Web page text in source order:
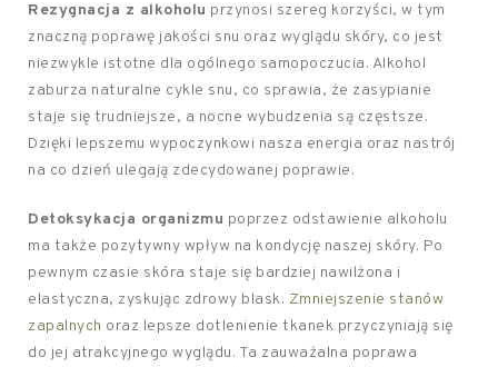
Rezygnacja z alkoholu przynosi szereg korzyści, w tym
znaczną poprawę jakości snu oraz wyglądu skóry, co jest
niezwykle istotne dla ogólnego samopoczucia. Alkohol
zaburza naturalne cykle snu, co sprawia, że zasypianie
staje się trudniejsze, a nocne wybudzenia są częstsze.
Dzięki lepszemu wypoczynkowi nasza energia oraz nastrój
na co dzień ulegają zdecydowanej poprawie.
Detoksykacja organizmu poprzez odstawienie alkoholu
ma także pozytywny wpływ na kondycję naszej skóry. Po
pewnym czasie skóra staje się bardziej nawilżona i
elastyczna, zyskując zdrowy blask. Zmniejszenie stanów
zapalnych oraz lepsze dotlenienie tkanek przyczyniają się
do jej atrakcyjnego wyglądu. Ta zauważalna poprawa